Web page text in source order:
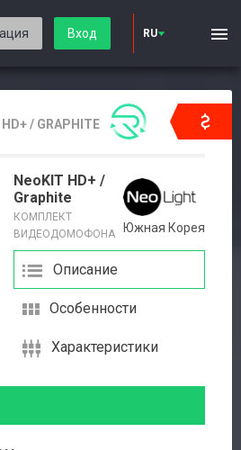
Вход RU
HD+ / GRAPHITE
NeoKIT HD+ /
Graphite
КОМПЛЕКТ
ВИДЕОДОМОФОНА
Южная Корея
Описание
Особенности
Характеристики